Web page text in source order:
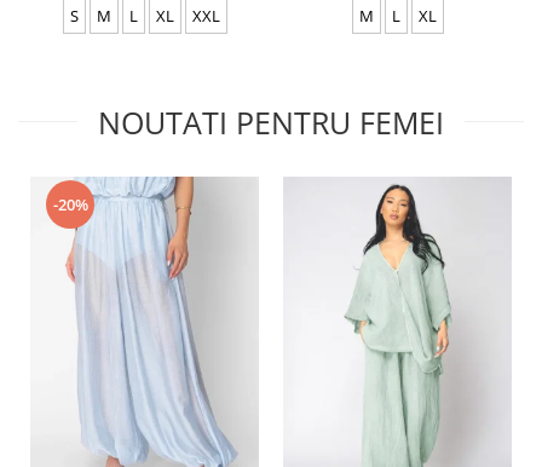
S M L XL XXL M L XL
NOUTATI PENTRU FEMEI
-20%